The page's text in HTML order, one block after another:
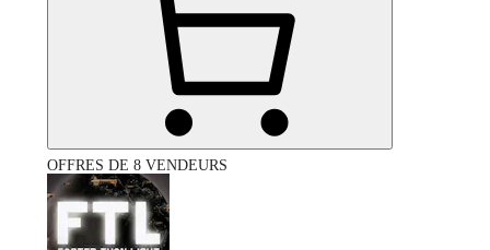
OFFRES DE 8 VENDEURS